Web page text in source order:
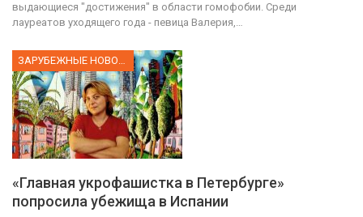
выдающиеся "достижения" в области гомофобии. Среди
лауреатов уходящего года - певица Валерия,…
ЗАРУБЕЖНЫЕ НОВОСТИ
«Главная укрофашистка в Петербурге»
попросила убежища в Испании